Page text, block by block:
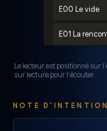
Le lecteur est positionné sur
sur lecture pour l’écouter.
NOTE